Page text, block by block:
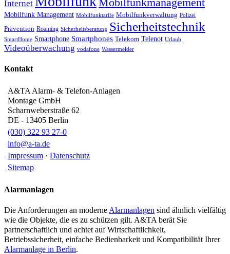
Internet
Mobilfunk Management Mobilfunktarife Mobilfunkverwaltung Polizei
Prävention Roaming Sicherheitsberatung Sicherheitstechnik
SmartHome Smartphone Smartphones Telekom Telenot Urlaub
Videoüberwachung vodafone Wassermelder
Kontakt
A&TA Alarm- & Telefon-Anlagen
Montage GmbH
Scharnweberstraße 62
DE - 13405 Berlin
(030) 322 93 27-0
info@a-ta.de
Impressum · Datenschutz
Sitemap
Alarmanlagen
Die Anforderungen an moderne Alarmanlagen sind ähnlich vielfältig
wie die Objekte, die es zu schützen gilt. A&TA berät Sie
partnerschaftlich und achtet auf Wirtschaftlichkeit,
Betriebssicherheit, einfache Bedienbarkeit und Kompatibilität Ihrer
Alarmanlage in Berlin.